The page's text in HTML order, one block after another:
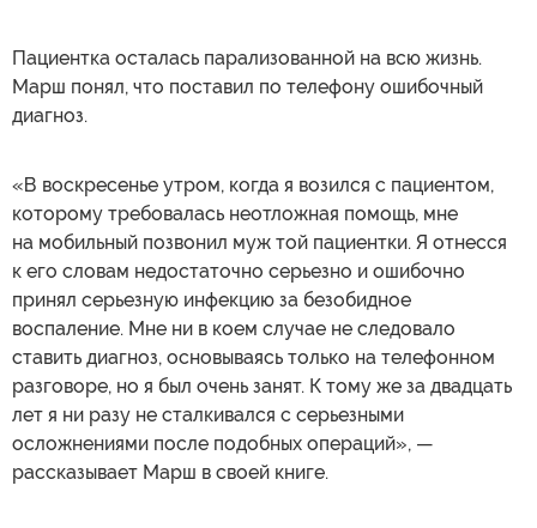
Пациентка осталась парализованной на всю жизнь.
Марш понял, что поставил по телефону ошибочный
диагноз.
«В воскресенье утром, когда я возился с пациентом,
которому требовалась неотложная помощь, мне
на мобильный позвонил муж той пациентки. Я отнесся
к его словам недостаточно серьезно и ошибочно
принял серьезную инфекцию за безобидное
воспаление. Мне ни в коем случае не следовало
ставить диагноз, основываясь только на телефонном
разговоре, но я был очень занят. К тому же за двадцать
лет я ни разу не сталкивался с серьезными
осложнениями после подобных операций», —
рассказывает Марш в своей книге.